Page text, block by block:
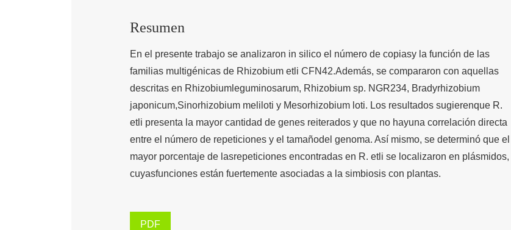
Resumen
En el presente trabajo se analizaron in silico el número de copiasy la función de las
familias multigénicas de Rhizobium etli CFN42.Además, se compararon con aquellas
descritas en Rhizobiumleguminosarum, Rhizobium sp. NGR234, Bradyrhizobium
japonicum,Sinorhizobium meliloti y Mesorhizobium loti. Los resultados sugierenque R.
etli presenta la mayor cantidad de genes reiterados y que no hayuna correlación directa
entre el número de repeticiones y el tamañodel genoma. Así mismo, se determinó que el
mayor porcentaje de lasrepeticiones encontradas en R. etli se localizaron en plásmidos,
cuyasfunciones están fuertemente asociadas a la simbiosis con plantas.
PDF